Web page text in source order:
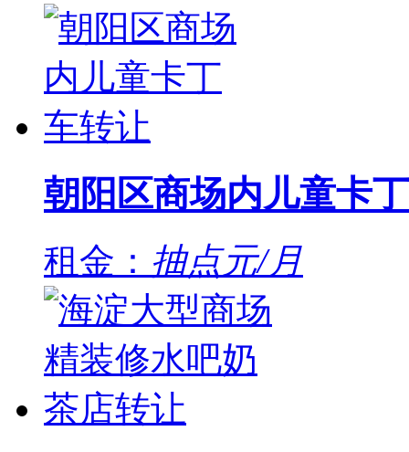
朝阳区商场内儿童卡
租金： 抽点元/月